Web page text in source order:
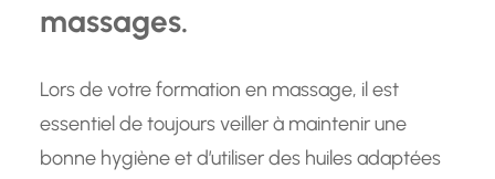
massages.
Lors de votre formation en massage, il est
essentiel de toujours veiller à maintenir une
bonne hygiène et d’utiliser des huiles adaptées